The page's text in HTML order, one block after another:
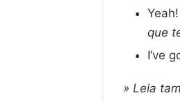
que
I’ve
» Leia